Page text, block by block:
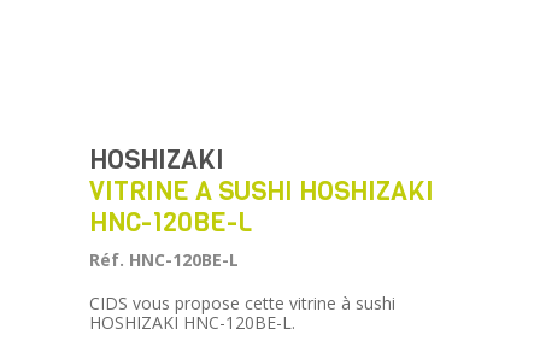
HOSHIZAKI
VITRINE A SUSHI HOSHIZAKI
HNC-120BE-L
Réf. HNC-120BE-L
CIDS vous propose cette vitrine à sushi
HOSHIZAKI HNC-120BE-L.